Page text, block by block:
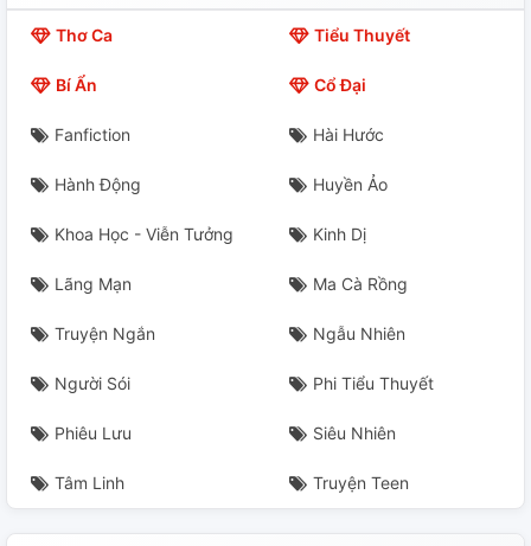
Thơ Ca Tiểu Thuyết
Bí Ẩn Cổ Đại
Fanfiction Hài Hước
Hành Động Huyền Ảo
Khoa Học - Viễn Tưởng Kinh Dị
Lãng Mạn Ma Cà Rồng
Truyện Ngắn Ngẫu Nhiên
Người Sói Phi Tiểu Thuyết
Phiêu Lưu Siêu Nhiên
Tâm Linh Truyện Teen